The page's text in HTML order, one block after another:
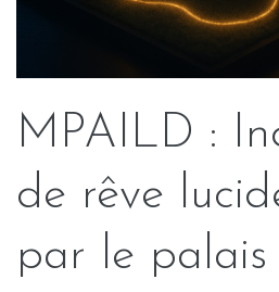
MPAILD :
de rêve
par le